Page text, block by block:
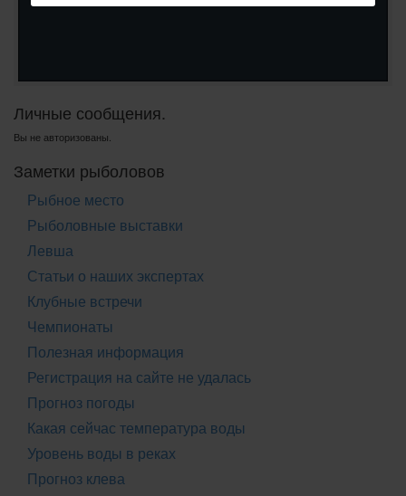
Личные сообщения.
Вы не авторизованы.
Заметки рыболовов
Рыбное место
Рыболовные выставки
Левша
Статьи о наших экспертах
Клубные встречи
Чемпионаты
Полезная информация
Регистрация на сайте не удалась
Прогноз погоды
Какая сейчас температура воды
Уровень воды в реках
Прогноз клева